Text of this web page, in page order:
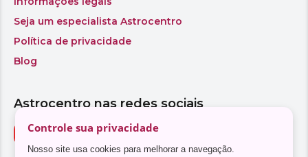
Controle sua privacidade
Nosso site usa cookies para melhorar a navegação.